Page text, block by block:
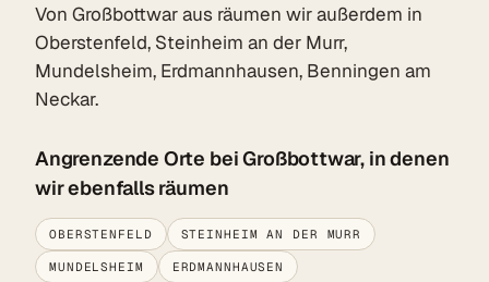
Von Großbottwar aus räumen wir außerdem in
Oberstenfeld, Steinheim an der Murr,
Mundelsheim, Erdmannhausen, Benningen am
Neckar.
Angrenzende Orte bei Großbottwar, in denen
wir ebenfalls räumen
OBERSTENFELD STEINHEIM AN DER MURR
MUNDELSHEIM ERDMANNHAUSEN